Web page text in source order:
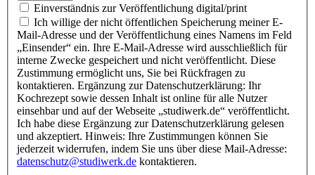
Einverständnis zur Veröffentlichung digital/print
Ich willige der nicht öffentlichen Speicherung meiner E-
Mail-Adresse und der Veröffentlichung eines Namens im Feld
„Einsender“ ein. Ihre E-Mail-Adresse wird ausschließlich für
interne Zwecke gespeichert und nicht veröffentlicht. Diese
Zustimmung ermöglicht uns, Sie bei Rückfragen zu
kontaktieren. Ergänzung zur Datenschutzerklärung: Ihr
Kochrezept sowie dessen Inhalt ist online für alle Nutzer
einsehbar und auf der Webseite „studiwerk.de“ veröffentlicht.
Ich habe diese Ergänzung zur Datenschutzerklärung gelesen
und akzeptiert. Hinweis: Ihre Zustimmungen können Sie
jederzeit widerrufen, indem Sie uns über diese Mail-Adresse:
datenschutz@studiwerk.de kontaktieren.